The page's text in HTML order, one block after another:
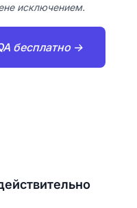
исключением.
бесплатно →